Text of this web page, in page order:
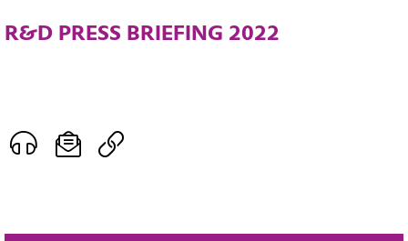
R&D PRESS BRIEFING 2022